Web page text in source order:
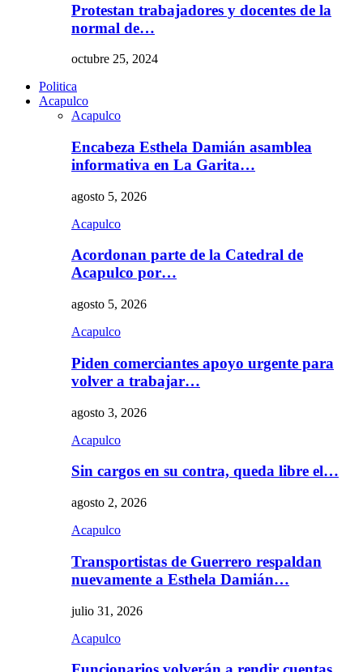
Protestan trabajadores y docentes de la
normal de…
octubre 25, 2024
Politica
Acapulco
Acapulco
Encabeza Esthela Damián asamblea
informativa en La Garita…
agosto 5, 2026
Acapulco
Acordonan parte de la Catedral de
Acapulco por…
agosto 5, 2026
Acapulco
Piden comerciantes apoyo urgente para
volver a trabajar…
agosto 3, 2026
Acapulco
Sin cargos en su contra, queda libre el…
agosto 2, 2026
Acapulco
Transportistas de Guerrero respaldan
nuevamente a Esthela Damián…
julio 31, 2026
Acapulco